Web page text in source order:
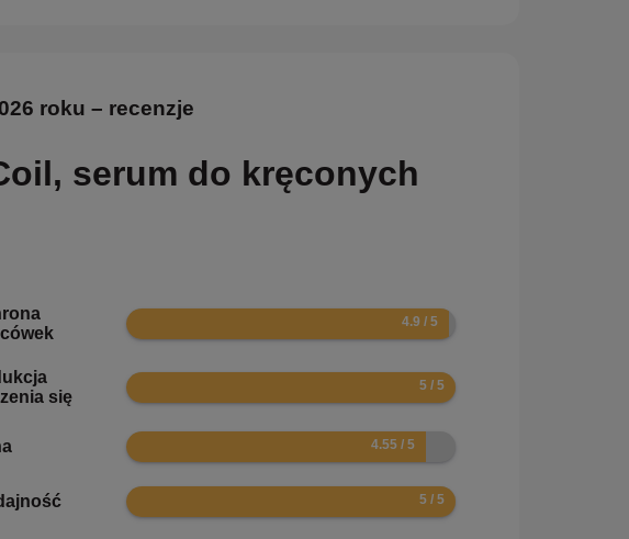
roku – recenzje
serum do kręconych
9.8
się
10
9.1
10